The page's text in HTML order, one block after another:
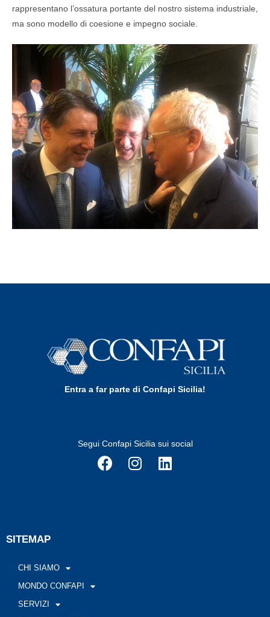
rappresentano l’ossatura portante del nostro sistema industriale,
ma sono modello di coesione e impegno sociale.
Entra a far parte di Confapi Sicilia!
Segui Confapi Sicilia sui social
SITEMAP
CHI SIAMO
MONDO CONFAPI
SERVIZI